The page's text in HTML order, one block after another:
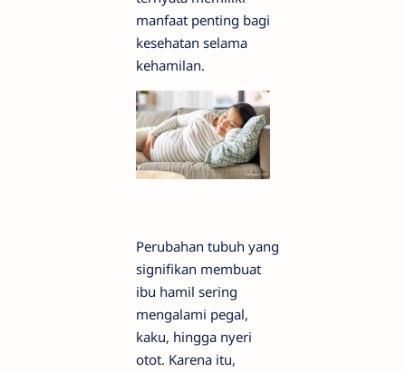
manfaat penting bagi
kesehatan selama
kehamilan.
Perubahan tubuh yang
signifikan membuat
ibu hamil sering
mengalami pegal,
kaku, hingga nyeri
otot. Karena itu,